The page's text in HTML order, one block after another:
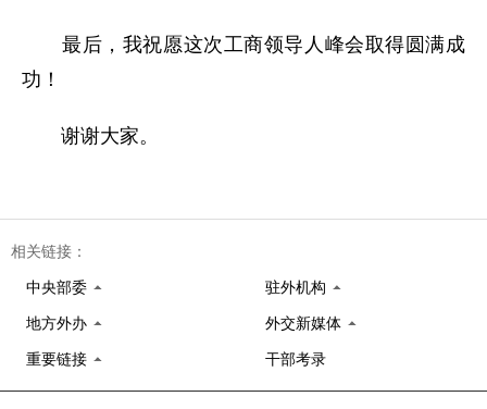
最后，我祝愿这次工商领导人峰会取得圆满成
功！
谢谢大家。
相关链接：
中央部委 驻外机构
地方外办 外交新媒体
重要链接 干部考录